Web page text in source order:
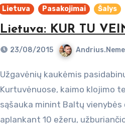
Lietuva Pasakojimai Šalys
Lietuva: KUR TU
23/08/2015
Užgavėnių kaukėmis pasidabinusiu monai
Kurtuvėnuose, kaimo klojimo
sąšauka minint Baltų vienybės
aplankant 10 ežeru,